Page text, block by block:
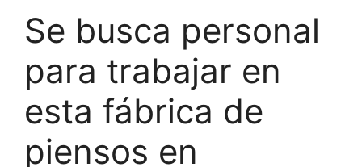
Se busca personal
para trabajar en
esta fábrica de
piensos en